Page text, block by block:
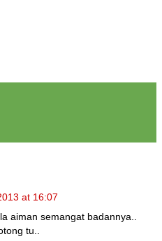
at 16:07
aiman semangat badannya..
tu..